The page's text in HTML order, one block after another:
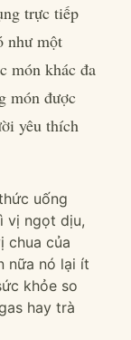
trực tiếp
như một
món khác đa
món được
yêu thích
uống
vị ngọt dịu,
chua của
nữa nó lại ít
khỏe so
hay trà